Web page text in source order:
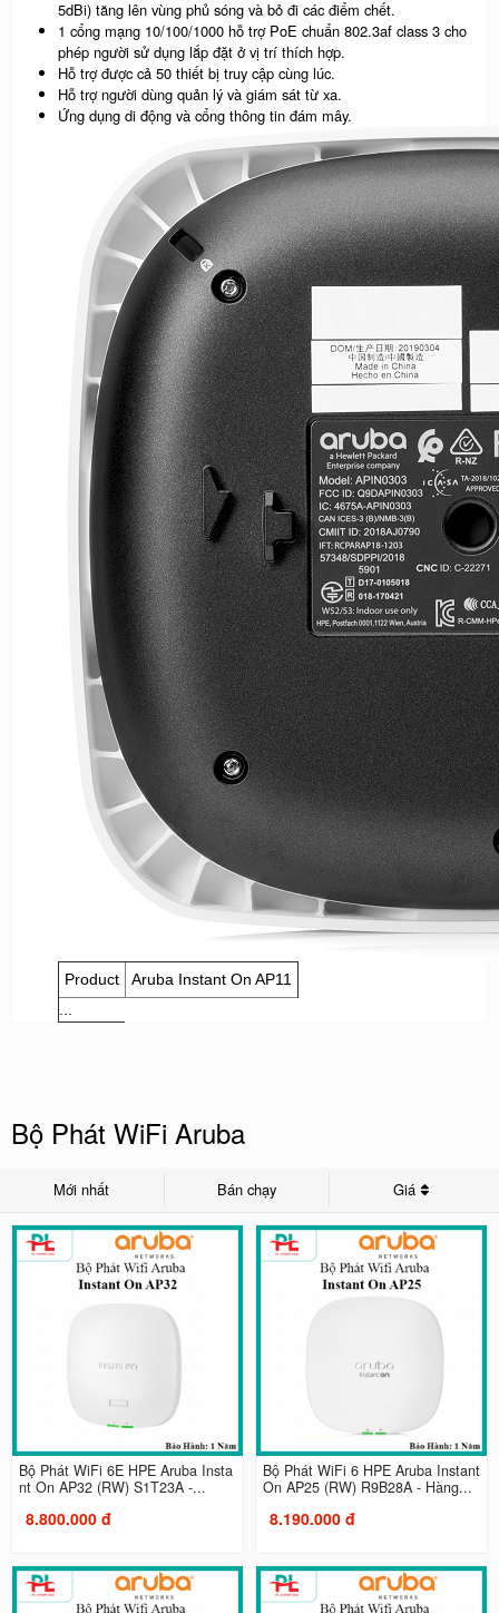
5dBi) tăng lên vùng phủ sóng và bỏ đi các điểm chết.
1 cổng mạng 10/100/1000 hỗ trợ PoE chuẩn 802.3af class 3 cho
phép người sử dụng lắp đặt ở vị trí thích hợp.
Hỗ trợ được cả 50 thiết bị truy cập cùng lúc.
Hỗ trợ người dùng quản lý và giám sát từ xa.
Ứng dụng di động và cổng thông tin đám mây.
Product
Aruba Instant On AP11
Bộ Phát WiFi Aruba
Mới nhất Bán chạy Giá
Bộ Phát WiFi 6E HPE Aruba Insta
nt On AP32 (RW) S1T23A -...
8.800.000 đ
Bộ Phát WiFi 6 HPE Aruba Instant
On AP25 (RW) R9B28A - Hàng...
8.190.000 đ